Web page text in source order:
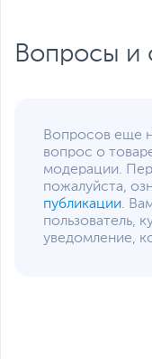
Вопросы и
Вопросов еще
вопрос о
модерации.
пожалуйста,
публикации.
пользователь,
уведомление,